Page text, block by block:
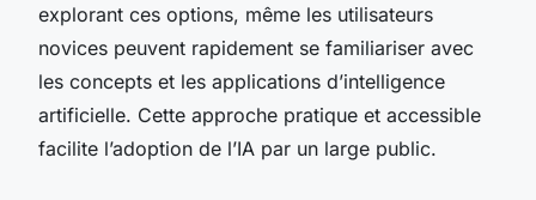
explorant ces options, même les utilisateurs
novices peuvent rapidement se familiariser avec
les concepts et les applications d’intelligence
artificielle. Cette approche pratique et accessible
facilite l’adoption de l’IA par un large public.